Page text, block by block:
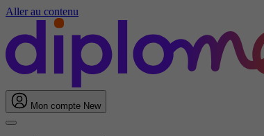
Aller au contenu
Mon compte New